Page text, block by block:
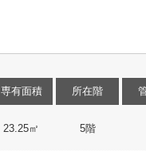
専有面積
23.25㎡
所在階
5階